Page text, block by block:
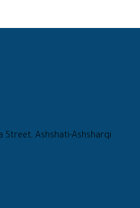
Street, Ashshati-Ashsharqi